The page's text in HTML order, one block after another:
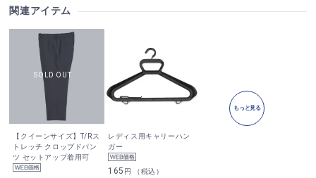
関連アイテム
【クイーンサイズ】T/Rス
トレッチ クロップドパン
ツ セットアップ着用可
レディス用キャリーハン
ガー
165 円 （税込）
もっと見る